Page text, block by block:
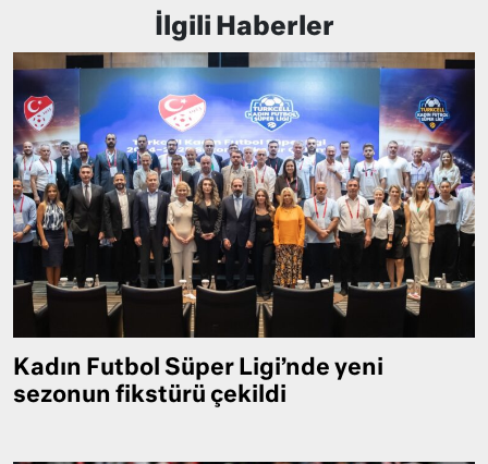
İlgili Haberler
Kadın Futbol Süper Ligi’nde yeni
sezonun fikstürü çekildi